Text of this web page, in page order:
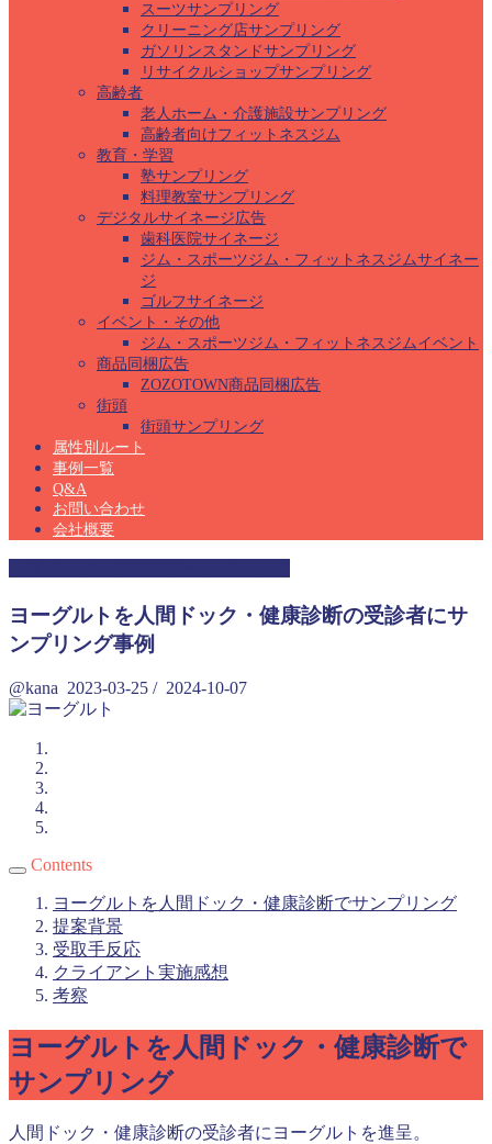
スーツサンプリング
クリーニング店サンプリング
ガソリンスタンドサンプリング
リサイクルショップサンプリング
高齢者
老人ホーム・介護施設サンプリング
高齢者向けフィットネスジム
教育・学習
塾サンプリング
料理教室サンプリング
デジタルサイネージ広告
歯科医院サイネージ
ジム・スポーツジム・フィットネスジムサイネー
ジ
ゴルフサイネージ
イベント・その他
ジム・スポーツジム・フィットネスジムイベント
商品同梱広告
ZOZOTOWN商品同梱広告
街頭
街頭サンプリング
属性別ルート
事例一覧
Q&A
お問い合わせ
会社概要
ヨーグルトを人間ドック・健康診断の受診者にサ
ンプリング事例
@kana 2023-03-25 / 2024-10-07
Contents
ヨーグルトを人間ドック・健康診断でサンプリング
提案背景
受取手反応
クライアント実施感想
考察
ヨーグルトを人間ドック・健康診断で
サンプリング
人間ドック・健康診断の受診者にヨーグルトを進呈。